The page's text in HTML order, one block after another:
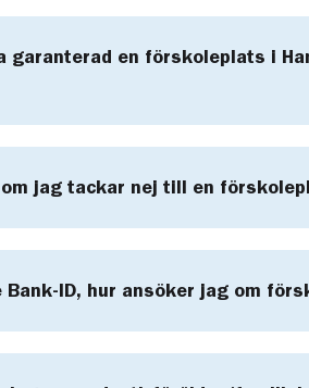
garanterad en förskoleplats i
om jag tackar nej till en
Bank-ID, hur ansöker jag om